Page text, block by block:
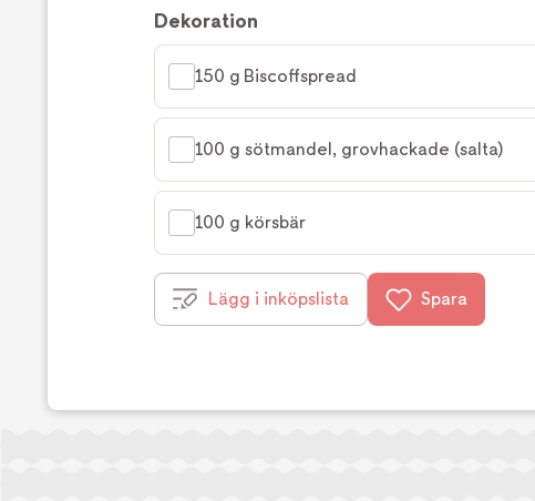
Dekoration
150 g Biscoffspread
100 g sötmandel, grovhackade (salta)
100 g körsbär
Lägg i inköpslista Spara